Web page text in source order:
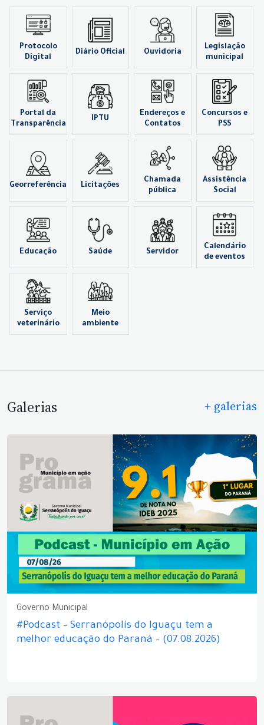
Protocolo
Digital
Diário Oficial Ouvidoria
Legislação
municipal
Portal da
Transparência
IPTU
Endereços e
Contatos
Concursos e
PSS
Georreferência Licitações
Chamada
pública
Assistência
Social
Educação Saúde Servidor
Calendário
de eventos
Serviço
veterinário
Meio
ambiente
Galerias + galerias
Governo Municipal
#Podcast – Serranópolis do Iguaçu tem a
melhor educação do Paraná – (07.08.2026)